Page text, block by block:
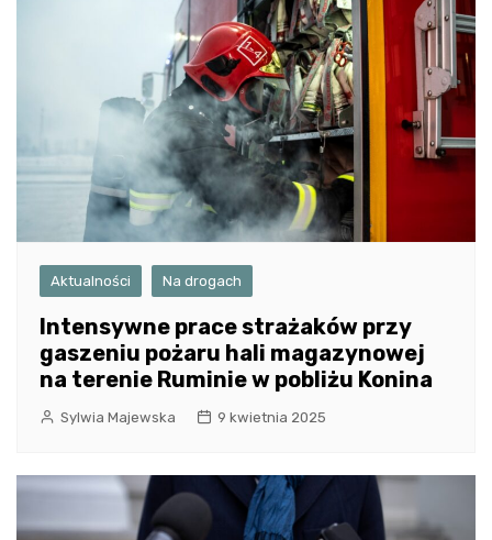
Aktualności Na drogach
Intensywne prace strażaków przy
gaszeniu pożaru hali magazynowej
na terenie Ruminie w pobliżu Konina
Sylwia Majewska 9 kwietnia 2025